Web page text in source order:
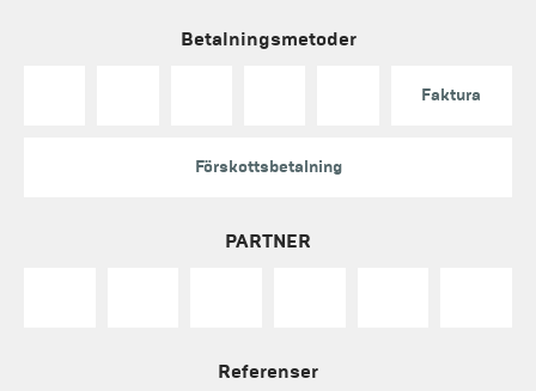
Betalningsmetoder
Faktura
Förskottsbetalning
PARTNER
Referenser